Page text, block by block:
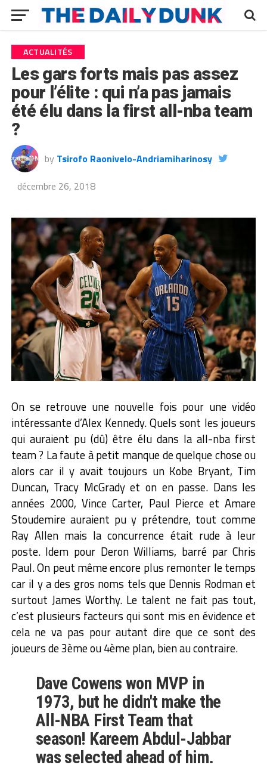
ACTUALITÉS
Les gars forts mais pas assez
pour l’élite : qui n’a pas jamais
été élu dans la first all-nba team
?
by Tsirofo Raonivelo-Andriamiharinosy
décembre 26, 2018
On se retrouve une nouvelle fois pour une vidéo
intéressante d’Alex Kennedy. Quels sont les joueurs
qui auraient pu (dû) être élu dans la all-nba first
team ? La faute à petit manque de quelque chose ou
alors car il y avait toujours un Kobe Bryant, Tim
Duncan, Tracy McGrady et on en passe. Dans les
années 2000, Vince Carter, Paul Pierce et Amare
Stoudemire auraient pu y prétendre, tout comme
Ray Allen mais la concurrence était rude à leur
poste. Idem pour Deron Williams, barré par Chris
Paul. On peut même encore plus remonter le temps
car il y a des gros noms tels que Dennis Rodman et
surtout James Worthy. Le talent ne fait pas tout,
c’est plusieurs facteurs qui sont mis en évidence et
cela ne va pas pour autant dire que ce sont des
joueurs de 3ème ou 4ème plan, bien au contraire.
Dave Cowens won MVP in
1973, but he didn't make the
All-NBA First Team that
season! Kareem Abdul-Jabbar
was selected ahead of him.